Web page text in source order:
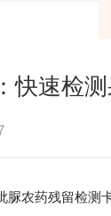
快速检
农药残留检测